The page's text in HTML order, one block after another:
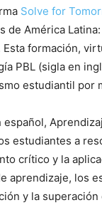
Solve for
de América Latina:
Esta formación,
PBL (sigla en
estudiantil por
español,
estudiantes a
crítico y la
aprendizaje, los
y la superación